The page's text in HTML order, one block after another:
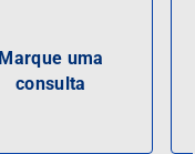
Marque uma
consulta